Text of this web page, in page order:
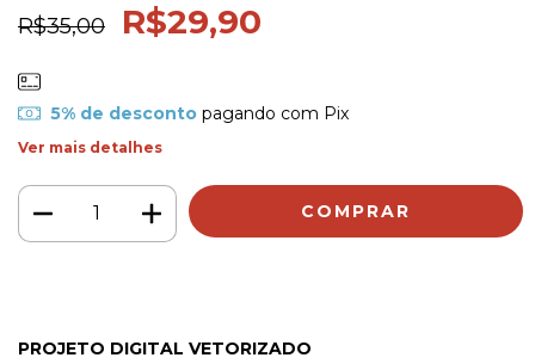
R$35,00 R$29,90
5% de descontopagando com Pix
Ver mais detalhes
PROJETO DIGITAL VETORIZADO